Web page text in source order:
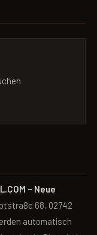
– Neue
68, 02742
automatisch